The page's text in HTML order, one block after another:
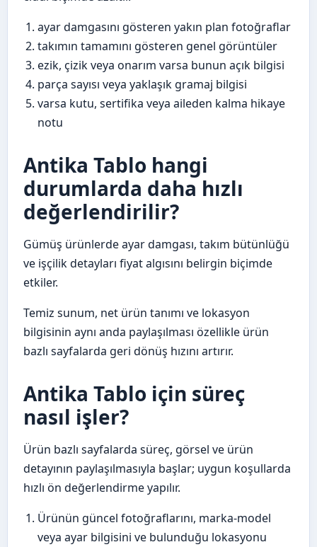
ayar damgasını gösteren yakın plan fotoğraflar
takımın tamamını gösteren genel görüntüler
ezik, çizik veya onarım varsa bunun açık bilgisi
parça sayısı veya yaklaşık gramaj bilgisi
varsa kutu, sertifika veya aileden kalma hikaye
notu
Antika Tablo hangi
durumlarda daha hızlı
değerlendirilir?
Gümüş ürünlerde ayar damgası, takım bütünlüğü
ve işçilik detayları fiyat algısını belirgin biçimde
etkiler.
Temiz sunum, net ürün tanımı ve lokasyon
bilgisinin aynı anda paylaşılması özellikle ürün
bazlı sayfalarda geri dönüş hızını artırır.
Antika Tablo için süreç
nasıl işler?
Ürün bazlı sayfalarda süreç, görsel ve ürün
detayının paylaşılmasıyla başlar; uygun koşullarda
hızlı ön değerlendirme yapılır.
Ürünün güncel fotoğraflarını, marka-model
veya ayar bilgisini ve bulunduğu lokasyonu